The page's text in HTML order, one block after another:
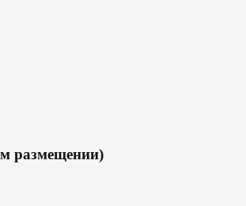
размещении)